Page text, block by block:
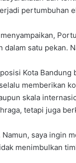
pertumbuhan
satu pekan.
Kota Bandung
memberikan
skala
tetapi juga
saya ingin
menimbulkan